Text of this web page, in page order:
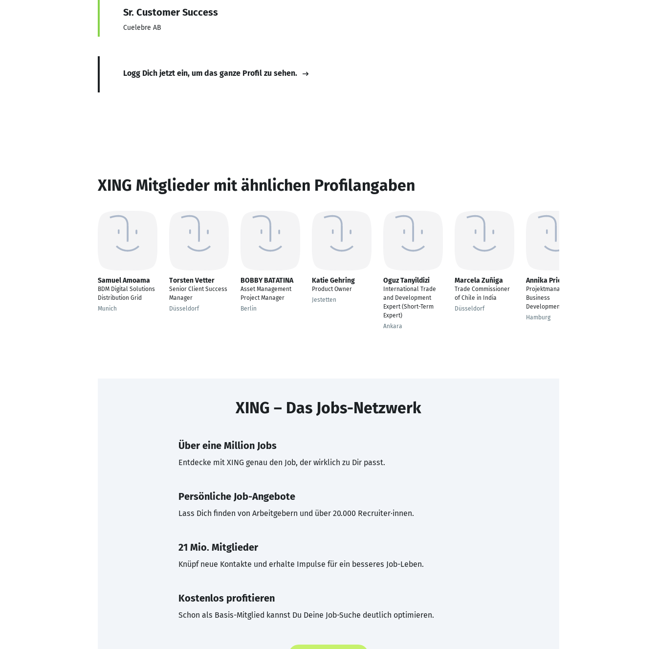
Sr. Customer Success
Cuelebre AB
Logg Dich jetzt ein, um das ganze Profil zu sehen.
XING Mitglieder mit ähnlichen Profilangaben
Samuel Amoama
BDM Digital Solutions
Distribution Grid
Munich
Torsten Vetter
Senior Client Success
Manager
Düsseldorf
BOBBY BATATINA
Asset Management
Project Manager
Berlin
Katie Gehring
Product Owner
Jestetten
Oguz Tanyildizi
International Trade
and Development
Expert (Short-Term
Expert)
Ankara
Marcela Zuñiga
Trade Commissioner
of Chile in India
Düsseldorf
Annika Prien
Projektmanagerin |
Business
Development
Hamburg
XING – Das Jobs-Netzwerk
Über eine Million Jobs
Entdecke mit XING genau den Job, der wirklich zu Dir passt.
Persönliche Job-Angebote
Lass Dich finden von Arbeitgebern und über 20.000 Recruiter·innen.
21 Mio. Mitglieder
Knüpf neue Kontakte und erhalte Impulse für ein besseres Job-Leben.
Kostenlos profitieren
Schon als Basis-Mitglied kannst Du Deine Job-Suche deutlich optimieren.